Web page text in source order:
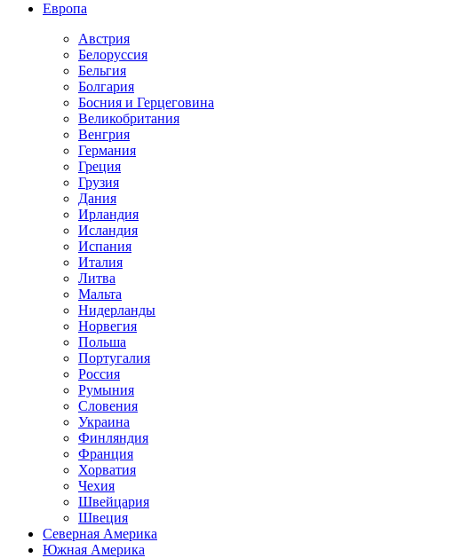
Европа
Австрия
Белоруссия
Бельгия
Болгария
Босния и Герцеговина
Великобритания
Венгрия
Германия
Греция
Грузия
Дания
Ирландия
Исландия
Испания
Италия
Литва
Мальта
Нидерланды
Норвегия
Польша
Португалия
Россия
Румыния
Словения
Украина
Финляндия
Франция
Хорватия
Чехия
Швейцария
Швеция
Северная Америка
Южная Америка